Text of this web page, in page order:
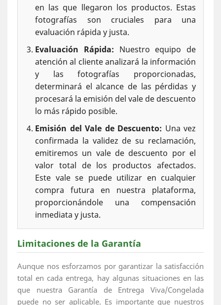
en las que llegaron los productos. Estas
fotografías son cruciales para una
evaluación rápida y justa.
Evaluación Rápida: Nuestro equipo de
atención al cliente analizará la información
y las fotografías proporcionadas,
determinará el alcance de las pérdidas y
procesará la emisión del vale de descuento
lo más rápido posible.
Emisión del Vale de Descuento: Una vez
confirmada la validez de su reclamación,
emitiremos un vale de descuento por el
valor total de los productos afectados.
Este vale se puede utilizar en cualquier
compra futura en nuestra plataforma,
proporcionándole una compensación
inmediata y justa.
Limitaciones de la Garantía
Aunque nos esforzamos por garantizar la satisfacción
total en cada entrega, hay algunas situaciones en las
que nuestra Garantía de Entrega Viva/Congelada
puede no ser aplicable. Es importante que nuestros